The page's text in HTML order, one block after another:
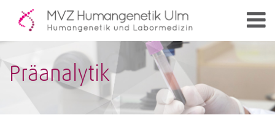
Präanalytik